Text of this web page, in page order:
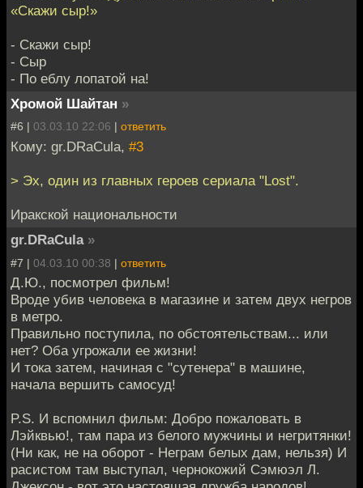
«Скажи сыр!»
- Скажи сыр!
- Сыр
- По еблу лопатой на!
Хромой Шайтан »
#6 | 03.03.10 22:06 | ответить
Кому: gr.DRaCula, #3
> Эх, один из главных героев сериала "Lost".
Иракской национальности
gr.DRaCula »
#7 | 04.03.10 00:38 | ответить
Д.Ю., посмотрел фильм!
Вроде убив человека в магазине и затем двух негров
в метро.
Правильно поступила, по обстоятельствам... или
нет? Оба угрожали ее жизни!
И тока затем, начиная с "сутенера" в машине,
начала вершить самосуд!
P.S. И вспомнил фильм: Добро пожаловать в
Лэйквью!, там пара из белого мужчины и негритянки!
(Ни как, не на оборот - Неграм белых дам, нельзя) И
расистом там выступал, чернокожий Сэмюэл Л.